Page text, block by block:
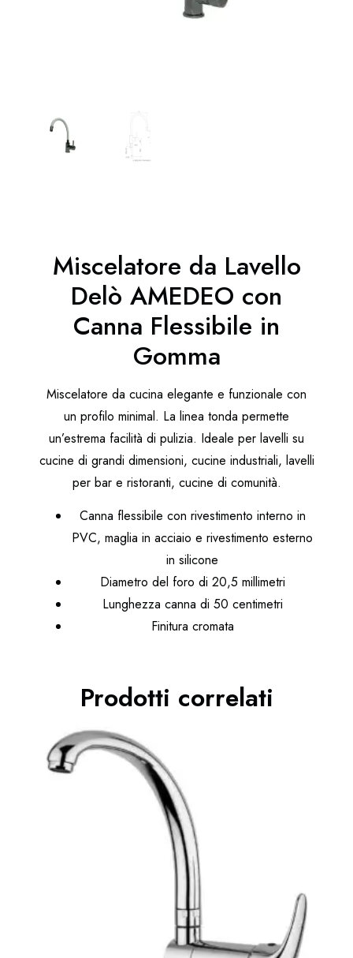
Miscelatore da Lavello
Delò AMEDEO con
Canna Flessibile in
Gomma
Miscelatore da cucina elegante e funzionale con
un profilo minimal. La linea tonda permette
un’estrema facilità di pulizia. Ideale per lavelli su
cucine di grandi dimensioni, cucine industriali, lavelli
per bar e ristoranti, cucine di comunità.
Canna flessibile con rivestimento interno in
PVC, maglia in acciaio e rivestimento esterno
in silicone
Diametro del foro di 20,5 millimetri
Lunghezza canna di 50 centimetri
Finitura cromata
Prodotti correlati